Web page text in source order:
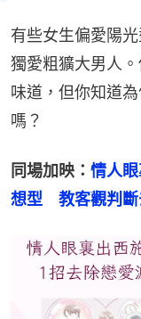
有些女生偏愛陽
獨愛粗獷大男人
味道，但你知道
嗎？
同場加映： 情人
想型　教客觀判